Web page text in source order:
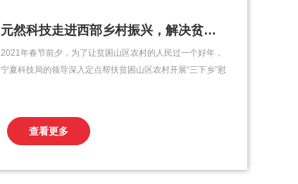
元然科技走进西部乡村振兴，解决贫困山区农村取暖问题
2021年春节前夕，为了让贫困山区农村的人民过一个好年，
宁夏科技局的领导深入定点帮扶贫困山区农村开展“三下乡”慰
自身努力和社会的帮助，早日摆脱贫困。“三下乡”慰问活动受
到领导们的高度重视。3月4日，宁夏科技局的领...
查看更多